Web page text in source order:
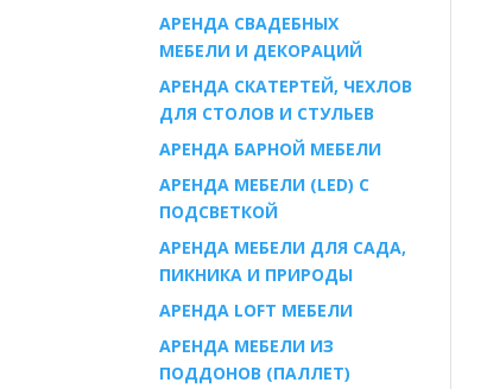
АРЕНДА СВАДЕБНЫХ
МЕБЕЛИ И ДЕКОРАЦИЙ
АРЕНДА СКАТЕРТЕЙ, ЧЕХЛОВ
ДЛЯ СТОЛОВ И СТУЛЬЕВ
АРЕНДА БАРНОЙ МЕБЕЛИ
АРЕНДА МЕБЕЛИ (LED) С
ПОДСВЕТКОЙ
АРЕНДА МЕБЕЛИ ДЛЯ САДА,
ПИКНИКА И ПРИРОДЫ
АРЕНДА LOFT МЕБЕЛИ
АРЕНДА МЕБЕЛИ ИЗ
ПОДДОНОВ (ПАЛЛЕТ)